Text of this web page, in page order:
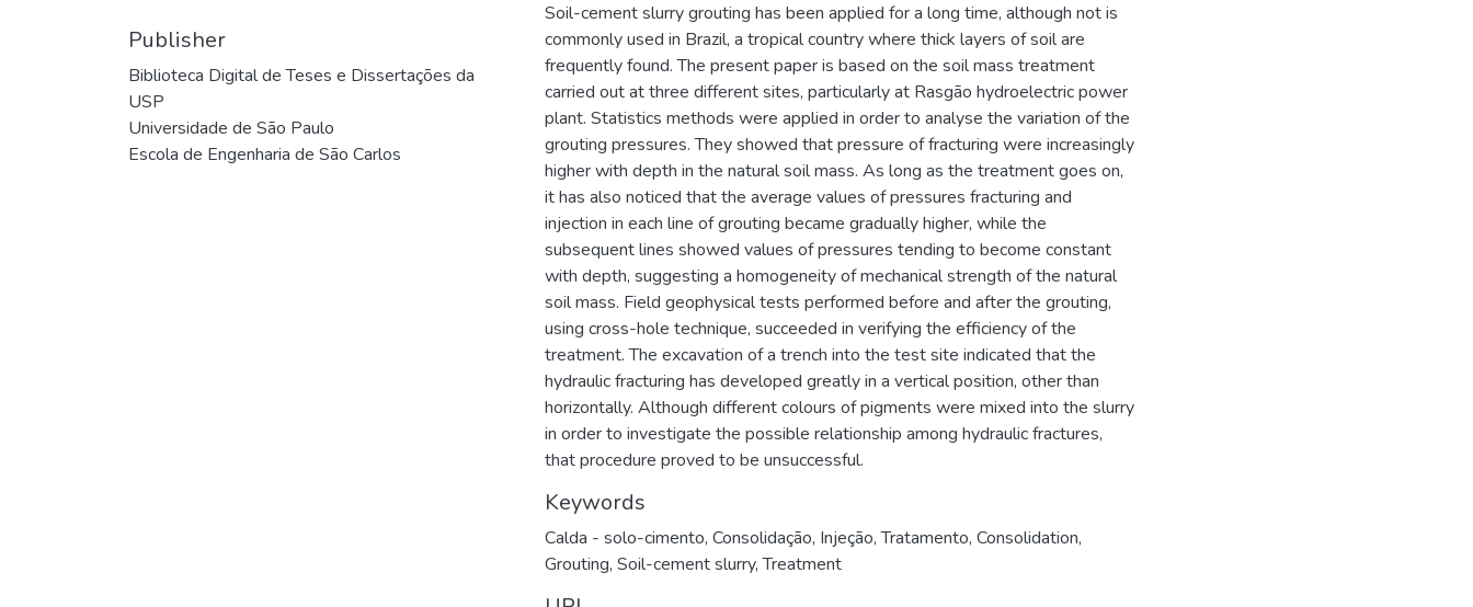
Publisher
Biblioteca Digital de Teses e Dissertações da
USP
Universidade de São Paulo
Escola de Engenharia de São Carlos
Soil-cement slurry grouting has been applied for a long time, although not is
commonly used in Brazil, a tropical country where thick layers of soil are
frequently found. The present paper is based on the soil mass treatment
carried out at three different sites, particularly at Rasgão hydroelectric power
plant. Statistics methods were applied in order to analyse the variation of the
grouting pressures. They showed that pressure of fracturing were increasingly
higher with depth in the natural soil mass. As long as the treatment goes on,
it has also noticed that the average values of pressures fracturing and
injection in each line of grouting became gradually higher, while the
subsequent lines showed values of pressures tending to become constant
with depth, suggesting a homogeneity of mechanical strength of the natural
soil mass. Field geophysical tests performed before and after the grouting,
using cross-hole technique, succeeded in verifying the efficiency of the
treatment. The excavation of a trench into the test site indicated that the
hydraulic fracturing has developed greatly in a vertical position, other than
horizontally. Although different colours of pigments were mixed into the slurry
in order to investigate the possible relationship among hydraulic fractures,
that procedure proved to be unsuccessful.
Keywords
Calda - solo-cimento, Consolidação, Injeção,Tratamento, Consolidation,
Grouting, Soil-cement slurry,Treatment